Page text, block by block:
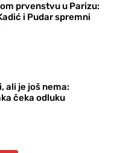
prvenstvu u Parizu:
i Pudar spremni
ali je još nema:
čeka odluku